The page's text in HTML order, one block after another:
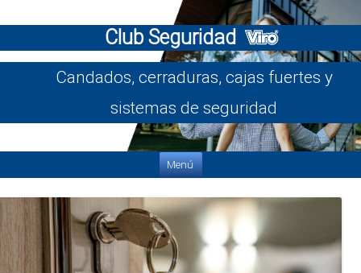
Club Seguridad
Candados, cerraduras, cajas fuertes y
sistemas de seguridad
Menú